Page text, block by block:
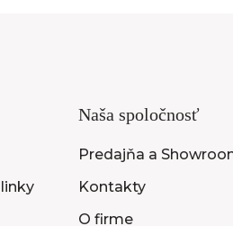
Naša spoločnosť
Predajňa a
Kontakty
O firme